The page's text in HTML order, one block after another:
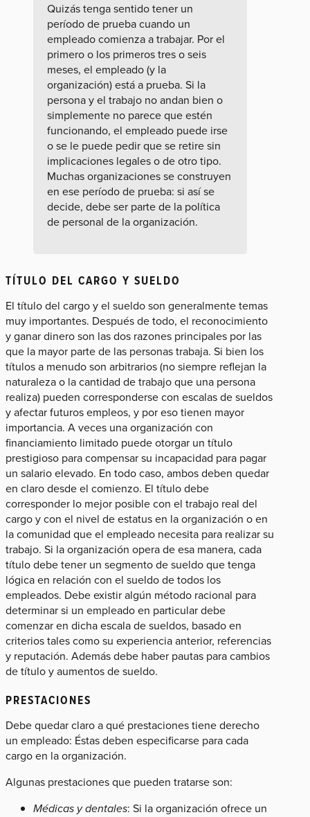
Quizás tenga sentido tener un
período de prueba cuando un
empleado comienza a trabajar. Por el
primero o los primeros tres o seis
meses, el empleado (y la
organización) está a prueba. Si la
persona y el trabajo no andan bien o
simplemente no parece que estén
funcionando, el empleado puede irse
o se le puede pedir que se retire sin
implicaciones legales o de otro tipo.
Muchas organizaciones se construyen
en ese período de prueba: si así se
decide, debe ser parte de la política
de personal de la organización.
TÍTULO DEL CARGO Y SUELDO
El título del cargo y el sueldo son generalmente temas
muy importantes. Después de todo, el reconocimiento
y ganar dinero son las dos razones principales por las
que la mayor parte de las personas trabaja. Si bien los
títulos a menudo son arbitrarios (no siempre reflejan la
naturaleza o la cantidad de trabajo que una persona
realiza) pueden corresponderse con escalas de sueldos
y afectar futuros empleos, y por eso tienen mayor
importancia. A veces una organización con
financiamiento limitado puede otorgar un título
prestigioso para compensar su incapacidad para pagar
un salario elevado. En todo caso, ambos deben quedar
en claro desde el comienzo. El título debe
corresponder lo mejor posible con el trabajo real del
cargo y con el nivel de estatus en la organización o en
la comunidad que el empleado necesita para realizar su
trabajo. Si la organización opera de esa manera, cada
título debe tener un segmento de sueldo que tenga
lógica en relación con el sueldo de todos los
empleados. Debe existir algún método racional para
determinar si un empleado en particular debe
comenzar en dicha escala de sueldos, basado en
criterios tales como su experiencia anterior, referencias
y reputación. Además debe haber pautas para cambios
de título y aumentos de sueldo.
PRESTACIONES
Debe quedar claro a qué prestaciones tiene derecho
un empleado: Éstas deben especificarse para cada
cargo en la organización.
Algunas prestaciones que pueden tratarse son:
Médicas y dentales: Si la organización ofrece un